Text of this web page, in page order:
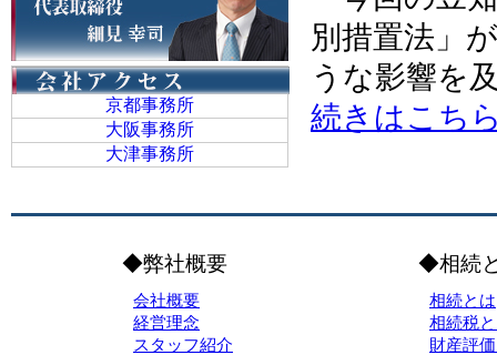
京都事務所
大阪事務所
大津事務所
別措置法」
うな影響を
続きはこち
◆弊社概要
会社概要
経営理念
スタッフ紹介
◆相続
相続とは
相続税
財産評